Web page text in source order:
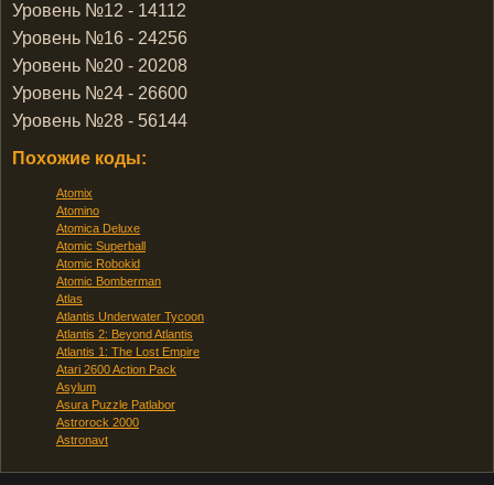
Уровень №12 - 14112
Уровень №16 - 24256
Уровень №20 - 20208
Уровень №24 - 26600
Уровень №28 - 56144
Похожие коды:
Atomix
Atomino
Atomica Deluxe
Atomic Superball
Atomic Robokid
Atomic Bomberman
Atlas
Atlantis Underwater Tycoon
Atlantis 2: Beyond Atlantis
Atlantis 1: The Lost Empire
Atari 2600 Action Pack
Asylum
Asura Puzzle Patlabor
Astrorock 2000
Astronavt